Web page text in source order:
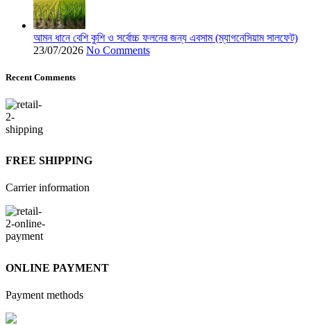
আমন ধানে বেশি কুশি ও সর্বোচ্চ ফলনের জন্য এবসাম (ম্যাগনেসিয়াম সালফেট)
23/07/2026 No Comments
Recent Comments
FREE SHIPPING
Carrier information
ONLINE PAYMENT
Payment methods